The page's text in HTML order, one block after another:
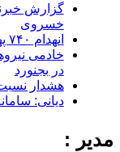
گزارش
خسروی
انهدام ۷۴۰ پهپاد اوکراینی طی یک روز
خادمی
در بجنورد
هشدار
دیانی:
مدیر :